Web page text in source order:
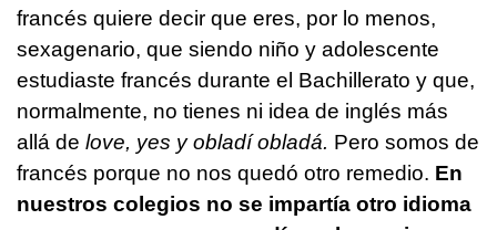
francés quiere decir que eres, por lo menos,
sexagenario, que siendo niño y adolescente
estudiaste francés durante el Bachillerato y que,
normalmente, no tienes ni idea de inglés más
allá de love, yes y obladí obladá. Pero somos de
francés porque no nos quedó otro remedio. En
nuestros colegios no se impartía otro idioma